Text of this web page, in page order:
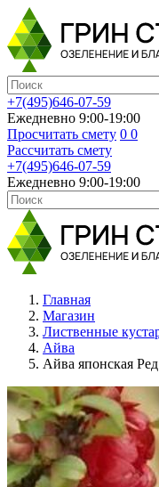
+7(495)646-07-59
Ежедневно 9:00-19:00
Просчитать смету 0 0
Рассчитать смету
+7(495)646-07-59
Ежедневно 9:00-19:00
Главная
Магазин
Лиственные
Айва
Айва японская